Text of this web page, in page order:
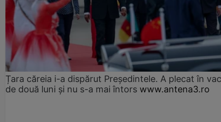
Țara căreia i-a dispărut Președintele. A plecat în
de două luni și nu s-a mai întors www.antena3.ro